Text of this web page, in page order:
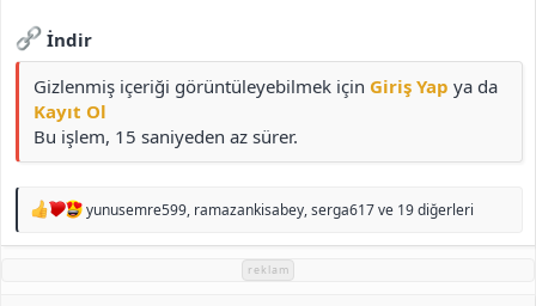
İndir
Gizlenmiş içeriği görüntüleyebilmek için Giriş Yap ya da
Kayıt Ol
Bu işlem, 15 saniyeden az sürer.
T
p
yunusemre599, ramazankisabey,serga617ve 19 diğerleri
reklam